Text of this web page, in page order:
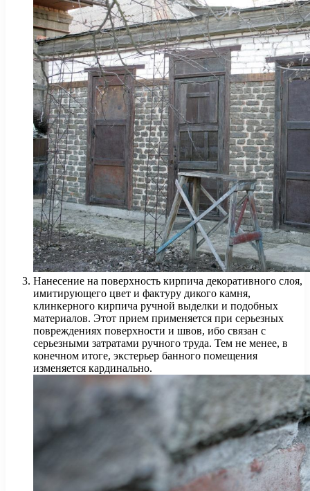
Нанесение на поверхность кирпича декоративного слоя,
имитирующего цвет и фактуру дикого камня,
клинкерного кирпича ручной выделки и подобных
материалов. Этот прием применяется при серьезных
повреждениях поверхности и швов, ибо связан с
серьезными затратами ручного труда. Тем не менее, в
конечном итоге, экстерьер банного помещения
изменяется кардинально.